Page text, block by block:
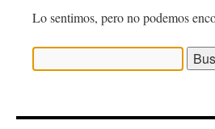
Lo sentimos, pero no podemos